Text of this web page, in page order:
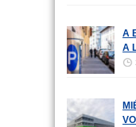
A
A